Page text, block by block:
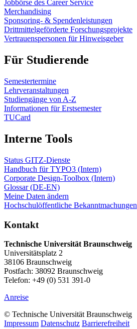
Jobbörse des Career Service
Merchandising
Sponsoring- & Spendenleistungen
Drittmittelgeförderte Forschungsprojekte
Vertrauenspersonen für Hinweisgeber
Für Studierende
Semestertermine
Lehrveranstaltungen
Studiengänge von A-Z
Informationen für Erstsemester
TUCard
Interne Tools
Status GITZ-Dienste
Handbuch für TYPO3 (Intern)
Corporate Design-Toolbox (Intern)
Glossar (DE-EN)
Meine Daten ändern
Hochschulöffentliche Bekanntmachungen
Kontakt
Technische Universität Braunschweig
Universitätsplatz 2
38106 Braunschweig
Postfach: 38092 Braunschweig
Telefon: +49 (0) 531 391-0
Anreise
© Technische Universität Braunschweig
Impressum Datenschutz Barrierefreiheit